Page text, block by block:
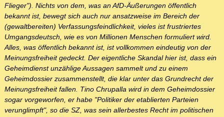
Flieger"). Nichts von dem, was an AfD-Äußerungen öffentlich
bekannt ist, bewegt sich auch nur ansatzweise im Bereich der
(gewaltbereiten) Verfassungsfeindlichkeit, vieles ist frustriertes
Umgangsdeutsch, wie es von Millionen Menschen formuliert wird.
Alles, was öffentlich bekannt ist, ist vollkommen eindeutig von der
Meinungsfreiheit gedeckt. Der eigentliche Skandal hier ist, dass ein
Geheimdienst unzählige Aussagen sammelt und zu einem
Geheimdossier zusammenstellt, die klar unter das Grundrecht der
Meinungsfreiheit fallen. Tino Chrupalla wird in dem Geheimdossier
sogar vorgeworfen, er habe "Politiker der etablierten Parteien
verunglimpft", so die SZ, was sein allerbestes Recht im politischen